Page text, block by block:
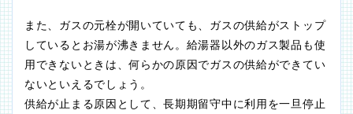
また、ガスの元栓が開いていても、ガスの供給がストップ
しているとお湯が沸きません。給湯器以外のガス製品も使
用できないときは、何らかの原因でガスの供給ができてい
ないといえるでしょう。
供給が止まる原因として、長期期留守中に利用を一旦停止